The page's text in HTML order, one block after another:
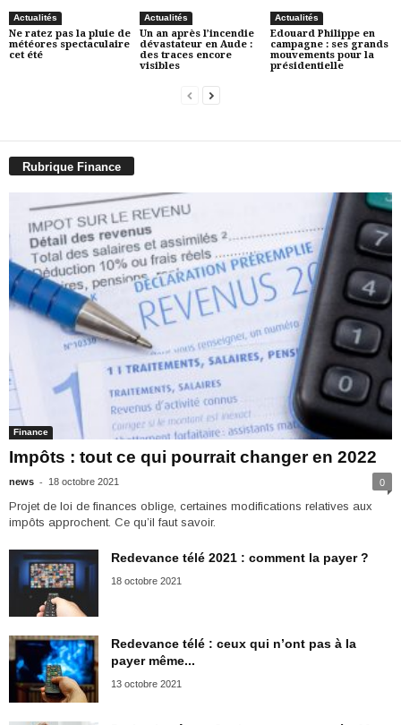
Actualités
Ne ratez pas la pluie de
météores spectaculaire
cet été
Actualités
Un an après l’incendie
dévastateur en Aude :
des traces encore
visibles
Actualités
Edouard Philippe en
campagne : ses grands
mouvements pour la
présidentielle
Rubrique Finance
Finance
Impôts : tout ce qui pourrait changer en 2022
news - 18 octobre 2021 0
Projet de loi de finances oblige, certaines modifications relatives aux
impôts approchent. Ce qu’il faut savoir.
Redevance télé 2021 : comment la payer ?
18 octobre 2021
Redevance télé : ceux qui n’ont pas à la
payer même...
13 octobre 2021